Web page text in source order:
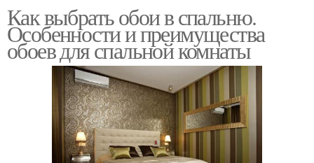
Как выбрать обои в спальню.
Особенности и преимущества
обоев для спальной комнаты